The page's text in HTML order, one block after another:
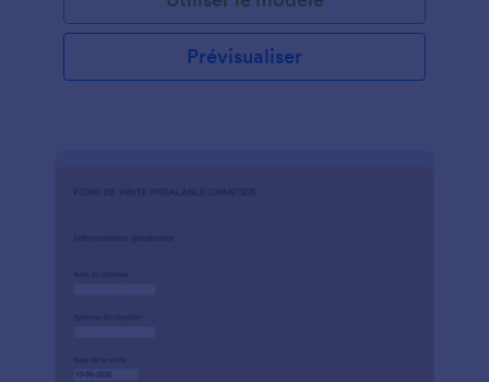
Prévisualiser